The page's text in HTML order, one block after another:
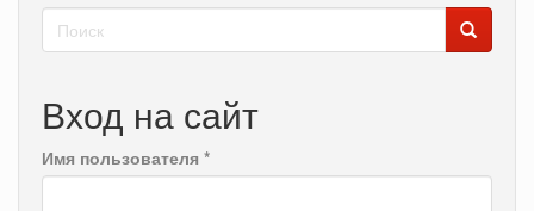
Форма
поиска
Вход на сайт
Имя пользователя *